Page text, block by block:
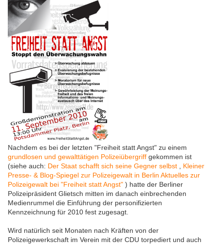
Nachdem es bei der letzten "Freiheit statt Angst" zu einem
grundlosen und gewalttätigen Polizeiübergriff gekommen ist
(siehe auch: Der Staat schafft sich seine Gegner selbst
Kleiner
Presse- & Blog-Spiegel zur Polizeigewalt in Berlin Aktuelles zur
Polizeigewalt bei "Freiheit statt Angst" ) hatte der Berliner
Polizeipräsident Glietsch mitten im danach einbrechenden
Medienrummel die Einführung der personifizierten
Kennzeichnung für 2010 fest zugesagt.
Wird natürlich seit Monaten nach Kräften von der
Polizeigewerkschaft im Verein mit der CDU torpediert und auch